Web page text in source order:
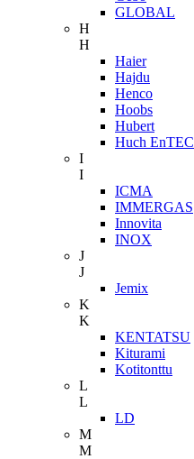
GLOBAL
H
H
Haier
Hajdu
Henco
Hoobs
Hubert
Huch EnTEC
I
I
ICMA
IMMERGAS
Innovita
INOX
J
J
Jemix
K
K
KENTATSU
Kiturami
Kotitonttu
L
L
LD
M
M